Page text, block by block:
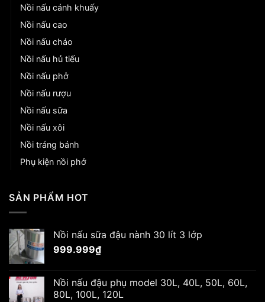
Nồi nấu cánh khuấy
Nồi nấu cao
Nồi nấu cháo
Nồi nấu hủ tiếu
Nồi nấu phở
Nồi nấu rượu
Nồi nấu sữa
Nồi nấu xôi
Nồi tráng bánh
Phụ kiện nồi phở
SẢN PHẨM HOT
Nồi nấu sữa đậu nành 30 lít 3 lớp
999.999₫
Nồi nấu đậu phụ model 30L, 40L, 50L, 60L,
80L, 100L, 120L